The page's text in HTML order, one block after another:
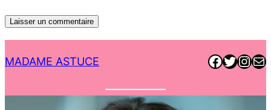
MADAME ASTUCE Twitter
E-